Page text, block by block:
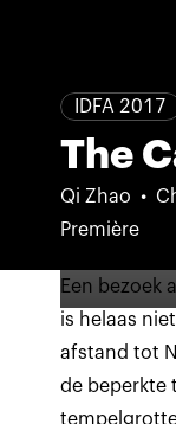
IDFA 2017
The
Qi Zhao
Première
Een bezoek
is helaas
afstand tot
de beperkte